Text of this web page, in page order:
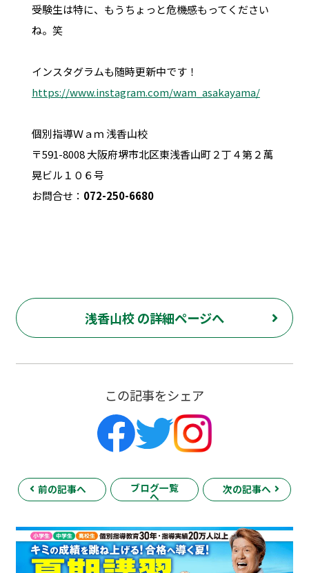
受験生は特に、もうちょっと危機感もってください
ね。笑
インスタグラムも随時更新中です！
https://www.instagram.com/wam_asakayama/
個別指導Ｗａｍ 浅香山校
〒591-8008 大阪府堺市北区東浅香山町２丁４第２萬
晃ビル１０６号
お問合せ： 072-250-6680
浅香山校 の詳細ページへ
この記事をシェア
前の記事へ ブログ一覧
へ
次の記事へ